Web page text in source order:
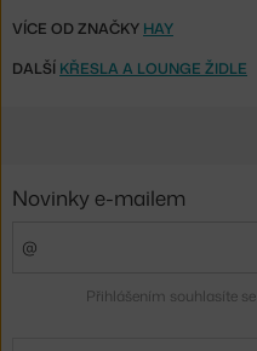
VÍCE OD ZNAČKY HAY
DALŠÍ KŘESLA A LOUNGE ŽIDLE
Novinky e-mailem
Přihlášením souhlasíte se